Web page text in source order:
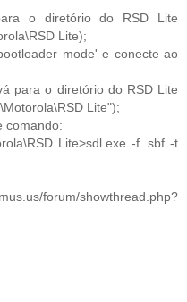
o diretório do RSD Lite
Lite);
mode' e conecte ao
para o diretório do RSD Lite
Lite");
comando:
Lite>sdl.exe -f .sbf -t
forum/showthread.php?